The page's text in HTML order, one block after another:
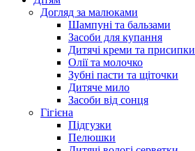
Догляд за малюками
Шампуні та бальзами
Засоби для купання
Дитячі креми та присипки
Олії та молочко
Зубні пасти та щіточки
Дитяче мило
Засоби від сонця
Гігієна
Підгузки
Пелюшки